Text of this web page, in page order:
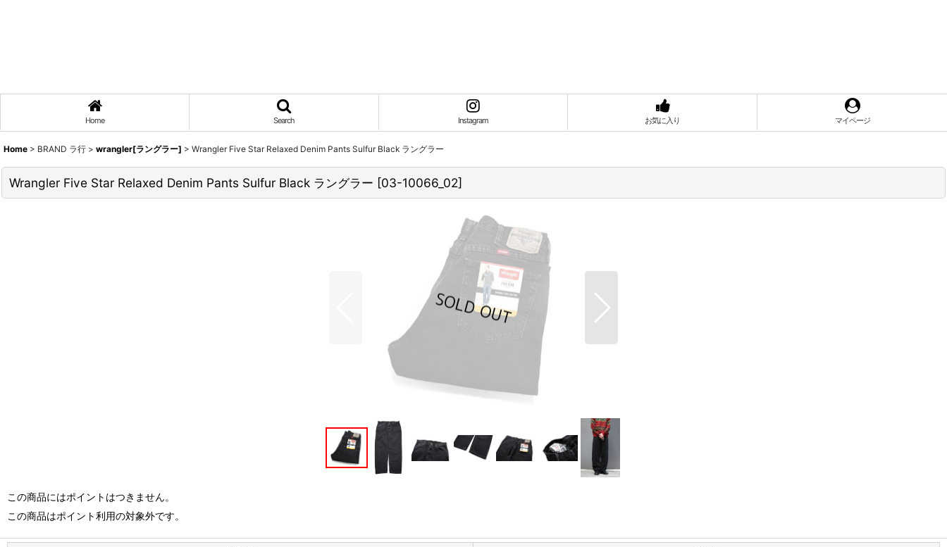
Home Search Instagram お気に入り マイページ
Home > BRAND ラ行 > wrangler[ラングラー] > Wrangler Five Star Relaxed Denim Pants Sulfur Black ラングラー
Wrangler Five Star Relaxed Denim Pants Sulfur Black ラングラー [03-10066_02]
この商品にはポイントはつきません。
この商品はポイント利用の対象外です。